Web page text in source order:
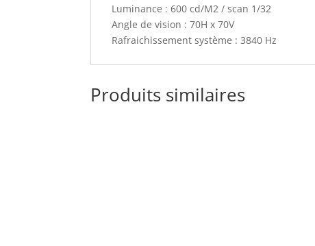
Luminance : 600 cd/M2 / scan 1/32
Angle de vision : 70H x 70V
Rafraichissement système : 3840 Hz
Produits similaires